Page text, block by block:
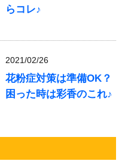
らコレ♪
2021/02/26
花粉症対策は準備OK？
困った時は彩香のこれ♪